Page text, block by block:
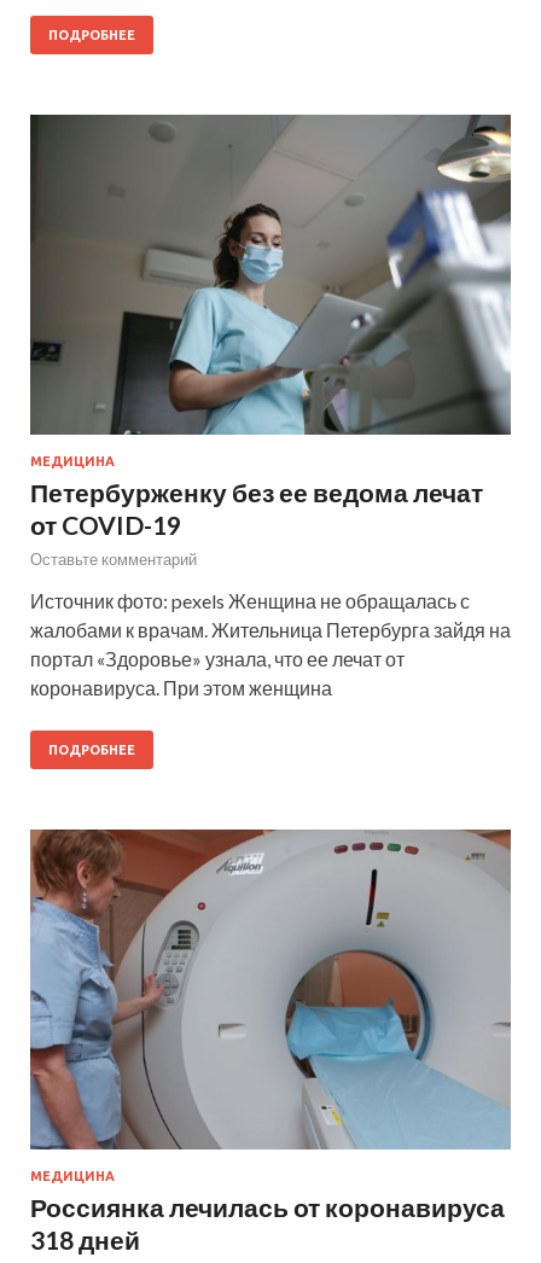
ПОДРОБНЕЕ
МЕДИЦИНА
Петербурженку без ее ведома лечат
от COVID-19
Оставьте комментарий
Источник фото: pexels Женщина не обращалась с
жалобами к врачам. Жительница Петербурга зайдя на
портал «Здоровье» узнала, что ее лечат от
коронавируса. При этом женщина
ПОДРОБНЕЕ
МЕДИЦИНА
Россиянка лечилась от коронавируса
318 дней